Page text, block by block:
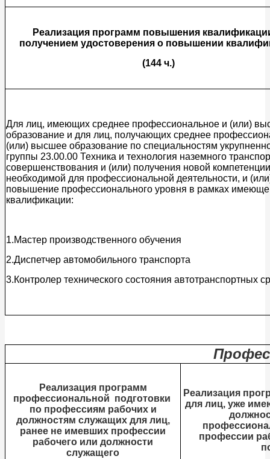
Реализация программ повышения
получением удостоверения о повышении
(144 ч.)
Для лиц, имеющих среднее профессиональное и (или)
образование и для лиц, получающих среднее
(или) высшее образование по специальностям
группы 23.00.00 Техника и технология наземного
совершенствования и (или) получения новой
необходимой для профессиональной деятельности, и
повышение профессионального уровня в рамках
квалификации:
1.Мастер производственного обучения
2.Диспетчер автомобильного транспорта
3.Контролер технического состояния автотранспортных
Реализация программ
профессиональной подготовки
по профессиям рабочих и
должностям служащих для лиц,
ранее не имевших профессии
рабочего или должности
служащего
Реализация
для лиц, уже
профессии